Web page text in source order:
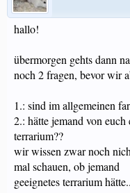
hallo!
übermorgen gehts dann
noch 2 fragen, bevor wir
1.: sind im allgemeinen
2.: hätte jemand von
terrarium??
wir wissen zwar noch
mal schauen, ob jemand
geeignetes terrarium